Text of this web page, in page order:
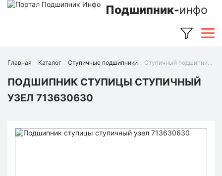
Подшипник-инфо
Главная Каталог Ступичные подшипники Ступичный подшипник 713630630 (FAG)
ПОДШИПНИК СТУПИЦЫ СТУПИЧНЫЙ
УЗЕЛ 713630630